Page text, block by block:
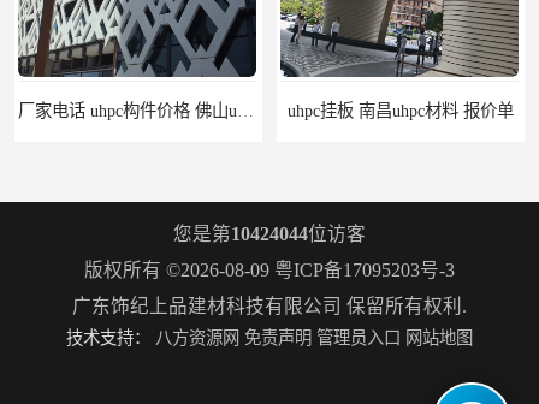
uhpc挂板 南昌uhpc材料 报价单
您是第10424044位访客
版权所有 ©2026-08-09 粤ICP备17095203号-3
广东饰纪上品建材科技有限公司 保留所有权利.
技术支持： 八方资源网 免责声明 管理员入口 网站地图